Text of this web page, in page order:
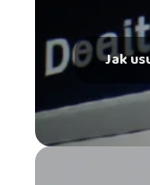
Jak